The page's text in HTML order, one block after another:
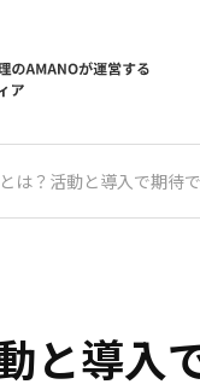
は？活動と導入で期待
と導入